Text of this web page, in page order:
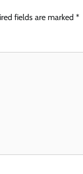
fields are marked *